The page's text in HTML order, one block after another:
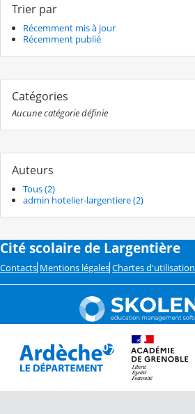
Trier par
Récemment mis à jour
Récemment publié
Catégories
Aucune catégorie définie
Auteurs
Tous (2)
admin hotelier-largentiere (2)
Cité scolaire de Largentière
Contacts Mentions légales Chartes d'utilisation